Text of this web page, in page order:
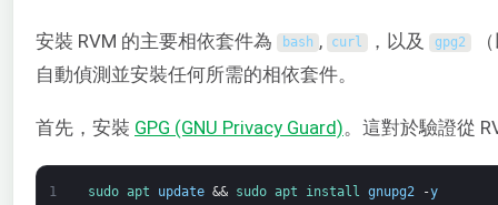
安裝 RVM 的主要相依套件為 bash , curl ，以及 gpg2 （
自動偵測並安裝任何所需的相依套件。
首先，安裝 GPG (GNU Privacy Guard)。這對於驗證從
1 sudo apt update && sudo apt install gnupg2 -y